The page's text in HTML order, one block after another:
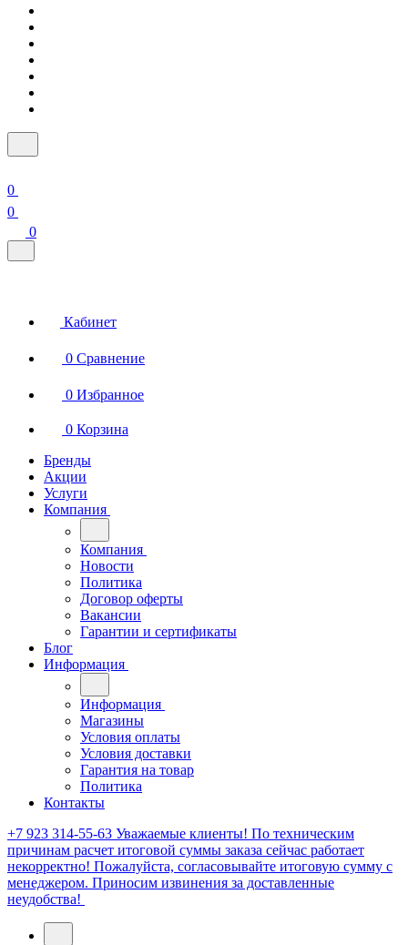
0
0
0
Кабинет
0 Сравнение
0 Избранное
0 Корзина
Бренды
Акции
Услуги
Компания
Компания
Новости
Политика
Договор оферты
Вакансии
Гарантии и сертификаты
Блог
Информация
Информация
Магазины
Условия оплаты
Условия доставки
Гарантия на товар
Политика
Контакты
+7 923 314-55-63 Уважаемые клиенты! По техническим
причинам расчет итоговой суммы заказа сейчас работает
некорректно! Пожалуйста, согласовывайте итоговую сумму с
менеджером. Приносим извинения за доставленные
неудобства!